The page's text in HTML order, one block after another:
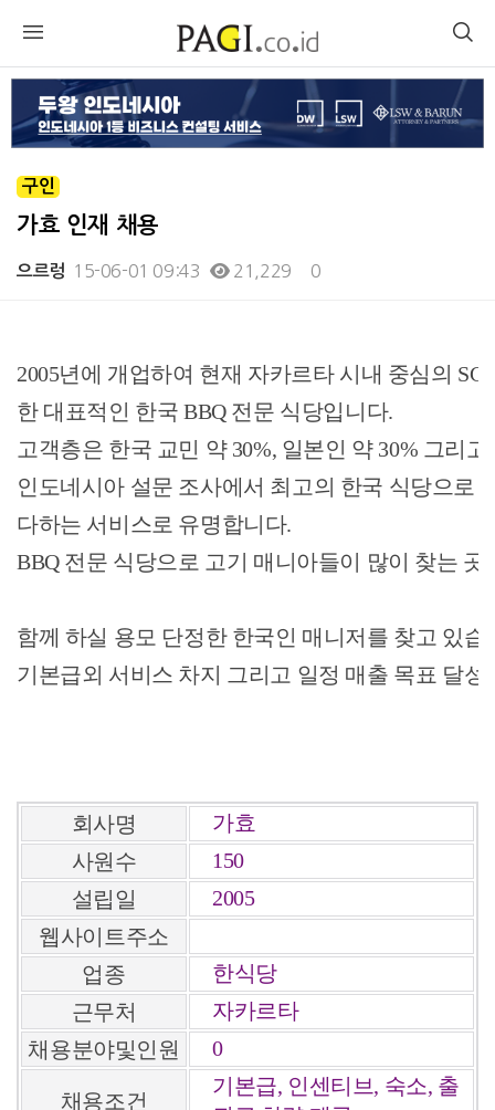
구인
가효 인재 채용
으르렁 15-06-01 09:43 21,229 0
2005년에 개업하여 현재 자카르타 시내 중심의
한 대표적인 한국 BBQ 전문 식당입니다.
고객층은 한국 교민 약 30%, 일본인 약 30% 그리
인도네시아 설문 조사에서 최고의 한국 식당으로
다하는 서비스로 유명합니다.
BBQ 전문 식당으로 고기 매니아들이 많이 찾는 곳
함께 하실 용모 단정한 한국인 매니저를 찾고 있습
기본급외 서비스 차지 그리고 일정 매출 목표 달
회사명
가효
사원수
150
설립일
2005
웹사이트주소
업종
한식당
근무처
자카르타
채용분야및인원
0
채용조건
기본급, 인센티브, 숙소, 출